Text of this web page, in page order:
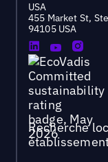
USA
455 Market St,
94105 USA
Recherche